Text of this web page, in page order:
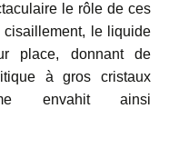
le rôle de ces
le liquide
place, donnant de
à gros cristaux
envahit ainsi